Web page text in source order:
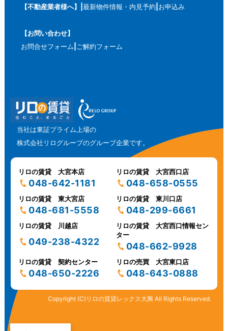
【不動産業者様へ】
最新物件情報・内見予約 お申込み
【お問い合わせ】
お問合せフォーム ご解約フォーム
当社は東証プライム上場の
株式会社リログループのグループ企業です。
リロの賃貸 大宮本店
048-642-1181
リロの賃貸 大宮西口店
048-658-0555
リロの賃貸 東大宮店
048-681-5558
リロの賃貸 東川口店
048-299-6661
リロの賃貸 川越店
049-238-4322
リロの賃貸 大宮西口情報セン
ター
048-662-9928
リロの賃貸 契約センター
048-650-2226
リロの売買 大宮東口店
048-643-0888
Copyright (C)リロの賃貸レックス大興 All Rights Reserved.